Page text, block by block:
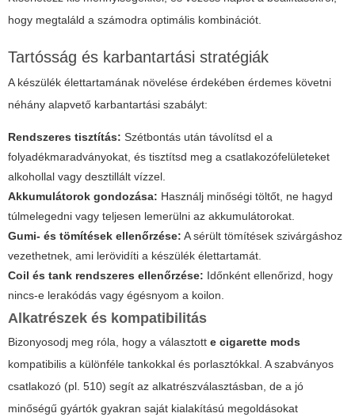
hogy megtaláld a számodra optimális kombinációt.
Tartósság és karbantartási stratégiák
A készülék élettartamának növelése érdekében érdemes követni
néhány alapvető karbantartási szabályt:
Rendszeres tisztítás: Szétbontás után távolítsd el a
folyadékmaradványokat, és tisztítsd meg a csatlakozófelületeket
alkohollal vagy desztillált vízzel.
Akkumulátorok gondozása: Használj minőségi töltőt, ne hagyd
túlmelegedni vagy teljesen lemerülni az akkumulátorokat.
Gumi- és tömítések ellenőrzése: A sérült tömítések szivárgáshoz
vezethetnek, ami lerövidíti a készülék élettartamát.
Coil és tank rendszeres ellenőrzése: Időnként ellenőrizd, hogy
nincs-e lerakódás vagy égésnyom a koilon.
Alkatrészek és kompatibilitás
Bizonyosodj meg róla, hogy a választott e cigarette mods
kompatibilis a különféle tankokkal és porlasztókkal. A szabványos
csatlakozó (pl. 510) segít az alkatrészválasztásban, de a jó
minőségű gyártók gyakran saját kialakítású megoldásokat